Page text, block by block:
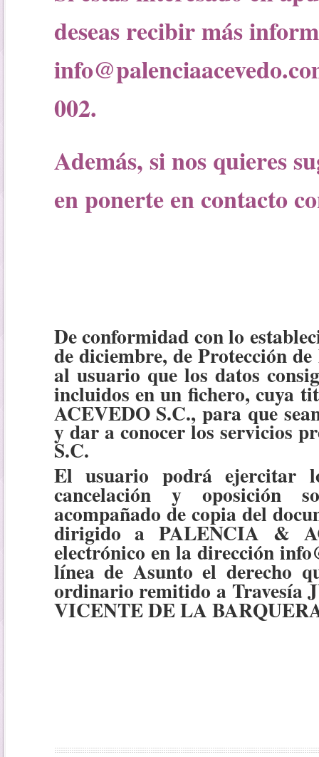
deseas recibir más
002.
Además, si nos quieres
en ponerte en contacto
De conformidad con lo
de diciembre, de Protección
al usuario que los datos
incluidos en un fichero, cuya
ACEVEDO S.C., para que
y dar a conocer los servicios
S.C.
El usuario podrá ejercitar
cancelación y oposición
acompañado de copia del
dirigido a PALENCIA &
electrónico en la dirección
línea de Asunto el derecho
ordinario remitido a Travesía
VICENTE DE LA